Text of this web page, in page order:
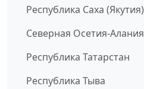
Республика Саха (Якутия)
Северная Осетия-Алания
Республика Татарстан
Республика Тыва